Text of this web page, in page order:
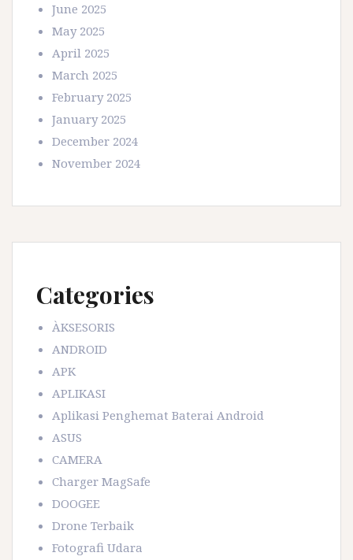
June 2025
May 2025
April 2025
March 2025
February 2025
January 2025
December 2024
November 2024
Categories
ÀKSESORIS
ANDROID
APK
APLIKASI
Aplikasi Penghemat Baterai Android
ASUS
CAMERA
Charger MagSafe
DOOGEE
Drone Terbaik
Fotografi Udara